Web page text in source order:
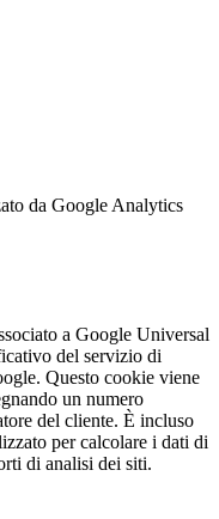
da Google Analytics
a Google Universal
del servizio di
Questo cookie viene
un numero
del cliente. È incluso
per calcolare i dati di
di analisi dei siti.